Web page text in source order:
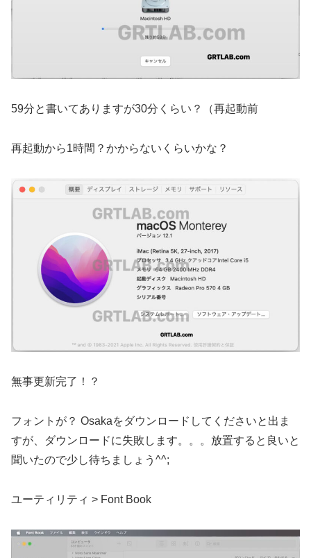
59分と書いてありますが30分くらい？（再起動前
再起動から1時間？かからないくらいかな？
無事更新完了！？
フォントが？ Osakaをダウンロードしてくださいと出ま
すが、ダウンロードに失敗します。。。放置すると良いと
聞いたので少し待ちましょう^^;
ユーティリティ > Font Book